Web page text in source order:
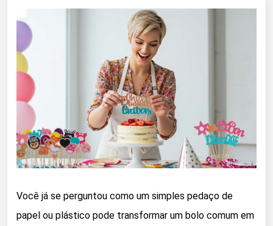
Você já se perguntou como um simples pedaço de
papel ou plástico pode transformar um bolo comum em